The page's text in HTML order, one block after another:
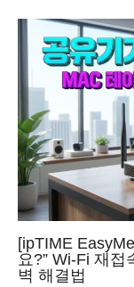
[ipTIME
요?” Wi-Fi 재
벽 해결법